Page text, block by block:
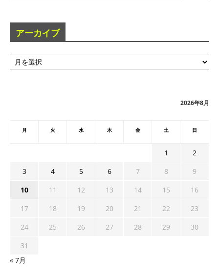
アーカイブ
ア
ー
2026年8月
月 火 水 木 金 土 日
1
2
3
4 5 6 7 8
9
10
11 12 13 14 15
16
17
18 19 20 21 22
23
24
25 26 27 28 29
30
31
« 7月